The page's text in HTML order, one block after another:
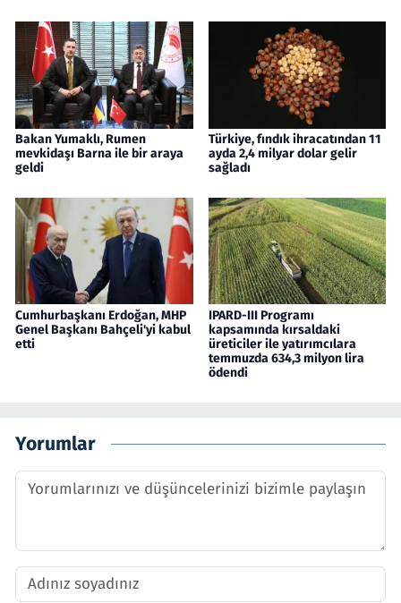
Bakan Yumaklı, Rumen
mevkidaşı Barna ile bir araya
geldi
Türkiye, fındık ihracatından 11
ayda 2,4 milyar dolar gelir
sağladı
Cumhurbaşkanı Erdoğan, MHP
Genel Başkanı Bahçeli'yi kabul
etti
IPARD-III Programı
kapsamında kırsaldaki
üreticiler ile yatırımcılara
temmuzda 634,3 milyon lira
ödendi
Yorumlar